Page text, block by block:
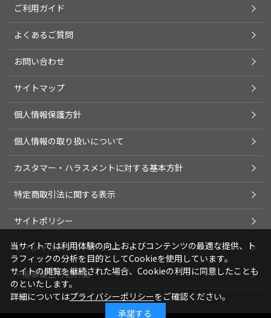
ご利用ガイド
よくあるご質問
お問い合わせ
サイトマップ
個人情報保護方針
個人情報の取り扱いについて
カスタマー・ハラスメントに対する基本方針
特定商取引法に関する表示
サイトポリシー
ソーシャルメディアポリシー
一般事業主行動計画
当サイトでは利用体験の向上およびコンテンツの最適な提供、ト
ラフィックの分析を目的としてCookieを使用しています。
サイトの閲覧を継続された場合、Cookieの利用に同意したことも
のといたします。
詳細についてはプライバシーポリシーをご確認ください。
承諾する